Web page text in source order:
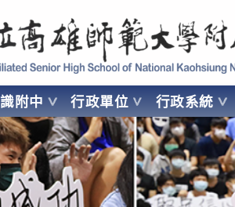
Affiliated Senior High School of National
附中 行政單位 行政系統
OF NATIONAL KAOHSIUNG